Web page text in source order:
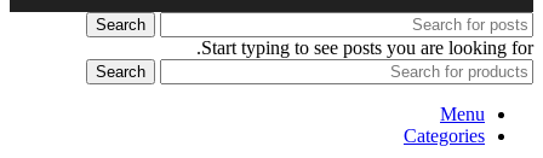
Search
Start typing to see posts you are looking for.
Search
Menu
Categories